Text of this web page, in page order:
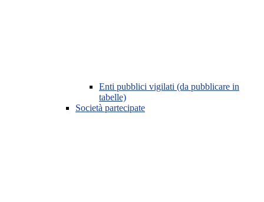
Enti pubblici vigilati (da pubblicare in
tabelle)
Società partecipate